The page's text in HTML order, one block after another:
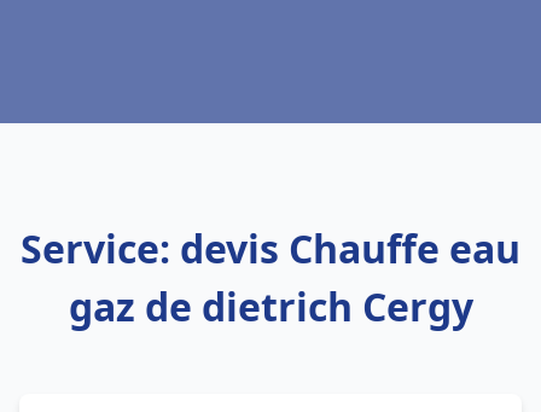
Service: devis Chauffe eau
gaz de dietrich Cergy